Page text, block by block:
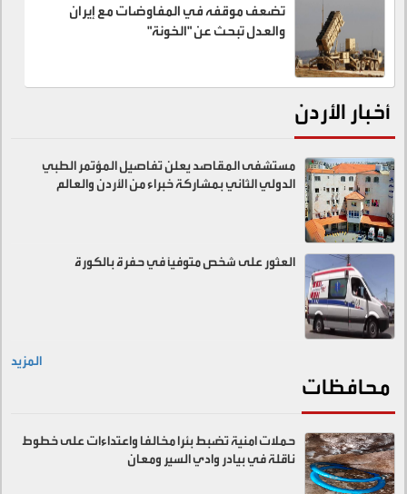
تضعف موقفه في المفاوضات مع إيران
والعدل تبحث عن "الخونة"
أخبار الأردن
مستشفى المقاصد يعلن تفاصيل المؤتمر الطبي
الدولي الثاني بمشاركة خبراء من الأردن والعالم
العثور على شخص متوفيًا في حفرة بالكورة
المزيد
محافظات
حملات امنية تضبط بئرا مخالفا واعتداءات على خطوط
ناقلة في بيادر وادي السير ومعان